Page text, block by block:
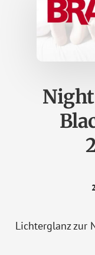
Lichterglanz zur